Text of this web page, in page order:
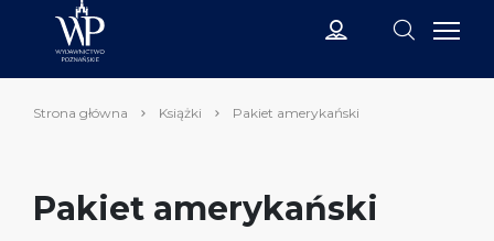
Strona główna Książki Pakiet amerykański
Pakiet amerykański